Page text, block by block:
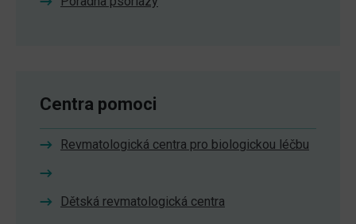
Centra pomoci
Revmatologická centra pro biologickou léčbu
Dětská revmatologická centra